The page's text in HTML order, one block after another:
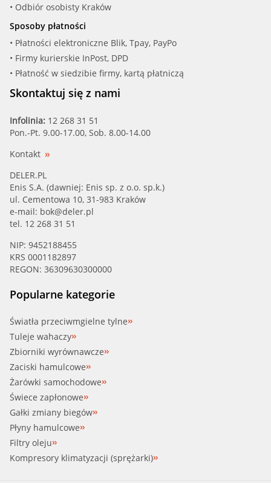
• Odbiór osobisty Kraków
Sposoby płatności
• Płatności elektroniczne Blik, Tpay, PayPo
• Firmy kurierskie InPost, DPD
• Płatność w siedzibie firmy, kartą płatniczą
Skontaktuj się z nami
Infolinia: 12 268 31 51
Pon.-Pt. 9.00-17.00, Sob. 8.00-14.00
Kontakt
DELER.PL
Enis S.A. (dawniej: Enis sp. z o.o. sp.k.)
ul. Cementowa 10, 31-983 Kraków
e-mail: bok@deler.pl
tel. 12 268 31 51
NIP: 9452188455
KRS 0001182897
REGON: 36309630300000
Popularne kategorie
Światła przeciwmgielne tylne
Tuleje wahaczy
Zbiorniki wyrównawcze
Zaciski hamulcowe
Żarówki samochodowe
Świece zapłonowe
Gałki zmiany biegów
Płyny hamulcowe
Filtry oleju
Kompresory klimatyzacji (sprężarki)